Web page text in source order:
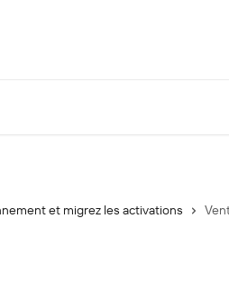
et migrez les activations